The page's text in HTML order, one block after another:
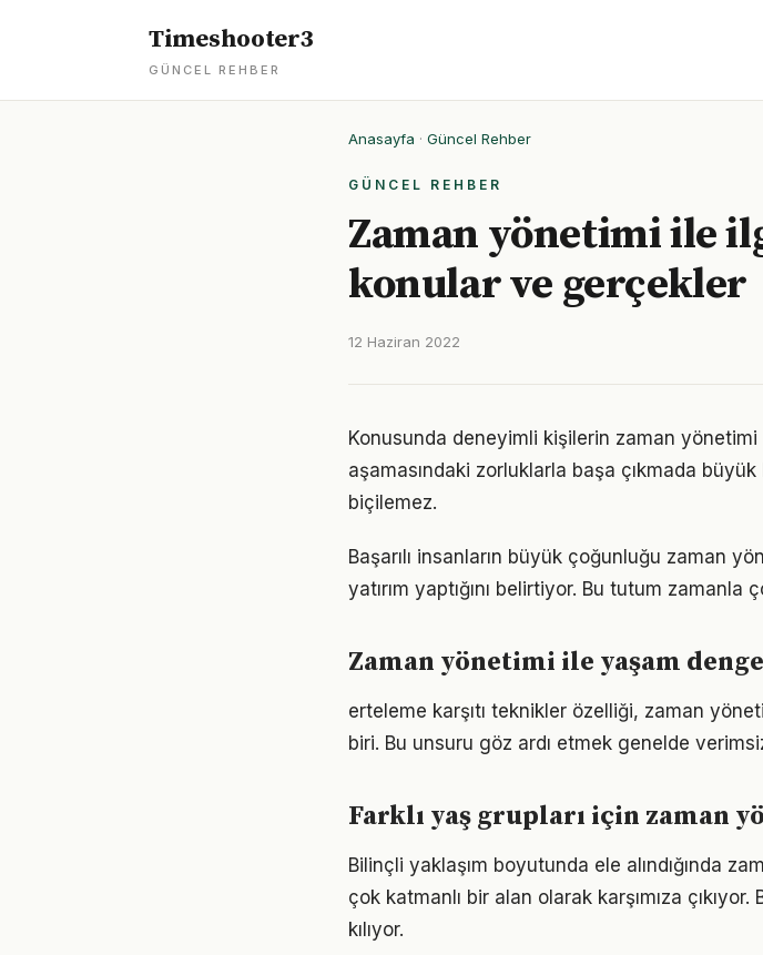
Timeshooter3
GÜNCEL REHBER
Anasayfa · Güncel Rehber
GÜNCEL REHBER
Zaman yönetimi ile
konular ve gerçekler
12 Haziran 2022
Konusunda deneyimli kişilerin zaman yönetimi
aşamasındaki zorluklarla başa çıkmada büyük
biçilemez.
Başarılı insanların büyük çoğunluğu zaman
yatırım yaptığını belirtiyor. Bu tutum
Zaman yönetimi ile yaşam
erteleme karşıtı teknikler özelliği, zaman
biri. Bu unsuru göz ardı etmek genelde
Farklı yaş grupları için zaman
Bilinçli yaklaşım boyutunda ele alındığında
çok katmanlı bir alan olarak karşımıza
kılıyor.